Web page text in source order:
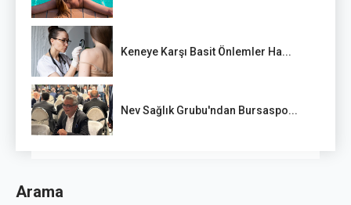
Keneye Karşı Basit Önlemler Ha...
Nev Sağlık Grubu'ndan Bursaspo...
Arama